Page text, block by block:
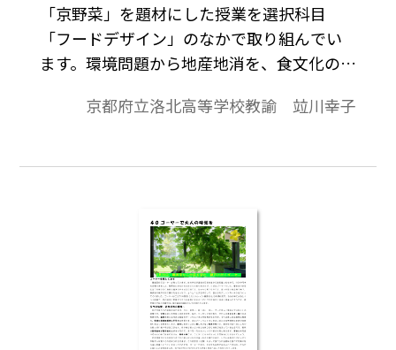
「京野菜」を題材にした授業を選択科目
「フードデザイン」のなかで取り組んでい
ます。環境問題から地産地消を、食文化の伝
れていることに着目し、京野菜マイスター
ます。ここでは、「京野菜」を題材にした授
京都府立洛北高等学校教諭 竝川幸子